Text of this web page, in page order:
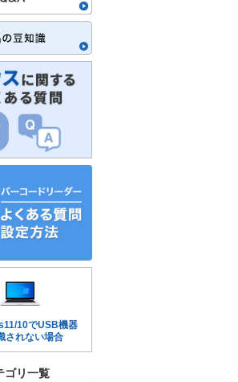
10でUSB機器
されない場合
ゴリ一覧